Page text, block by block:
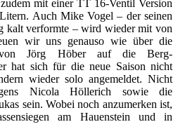
mit einer TT 16-Ventil Version
Auch Mike Vogel – der seinen
kalt verformte – wird wieder mit von
wir uns genauso wie über die
von Jörg Höber auf die Berg-
hat sich für die neue Saison nicht
wieder solo angemeldet. Nicht
Nicola Höllerich sowie die
sein. Wobei noch anzumerken ist,
am Hauenstein und in